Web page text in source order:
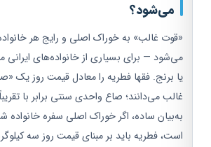
می‌شود؟
«قوت غالب» به خوراک اصلی و رایج هر خانواده
می‌شود — برای بسیاری از خانواده‌های ایرانی
یا برنج. فقها فطریه را معادل قیمت روز یک
غالب می‌دانند؛ صاع واحدی سنتی برابر با تقریباً
به‌بیان ساده، اگر خوراک اصلی سفره خانواده شما
است، فطریه باید بر مبنای قیمت روز سه کیلوگرم